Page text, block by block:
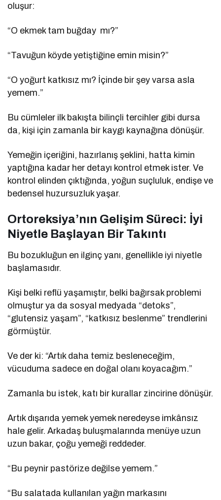
oluşur:
“O ekmek tam buğday mı?”
“Tavuğun köyde yetiştiğine emin misin?”
“O yoğurt katkısız mı? İçinde bir şey varsa asla
yemem.”
Bu cümleler ilk bakışta bilinçli tercihler gibi dursa
da, kişi için zamanla bir kaygı kaynağına dönüşür.
Yemeğin içeriğini, hazırlanış şeklini, hatta kimin
yaptığına kadar her detayı kontrol etmek ister. Ve
kontrol elinden çıktığında, yoğun suçluluk, endişe ve
bedensel huzursuzluk yaşar.
Ortoreksiya’nın Gelişim Süreci: İyi
Niyetle Başlayan Bir Takıntı
Bu bozukluğun en ilginç yanı, genellikle iyi niyetle
başlamasıdır.
Kişi belki reflü yaşamıştır, belki bağırsak problemi
olmuştur ya da sosyal medyada “detoks”,
“glutensiz yaşam”, “katkısız beslenme” trendlerini
görmüştür.
Ve der ki: “Artık daha temiz besleneceğim,
vücuduma sadece en doğal olanı koyacağım.”
Zamanla bu istek, katı bir kurallar zincirine dönüşür.
Artık dışarıda yemek yemek neredeyse imkânsız
hale gelir. Arkadaş buluşmalarında menüye uzun
uzun bakar, çoğu yemeği reddeder.
“Bu peynir pastörize değilse yemem.”
“Bu salatada kullanılan yağın markasını